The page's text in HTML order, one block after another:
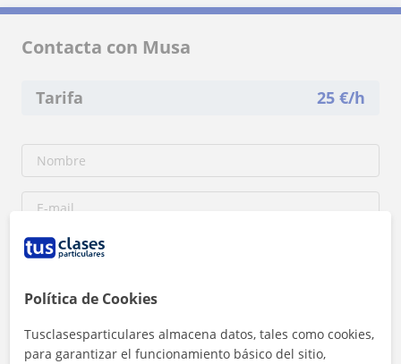
Contacta con Musa
Tarifa 25 €/h
Política de Cookies
Tusclasesparticulares almacena datos, tales como cookies,
para garantizar el funcionamiento básico del sitio,